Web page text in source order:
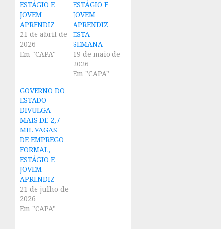
ESTÁGIO E
JOVEM
APRENDIZ
21 de abril de
2026
Em "CAPA"
ESTÁGIO E
JOVEM
APRENDIZ
ESTA
SEMANA
19 de maio de
2026
Em "CAPA"
GOVERNO DO
ESTADO
DIVULGA
MAIS DE 2,7
MIL VAGAS
DE EMPREGO
FORMAL,
ESTÁGIO E
JOVEM
APRENDIZ
21 de julho de
2026
Em "CAPA"